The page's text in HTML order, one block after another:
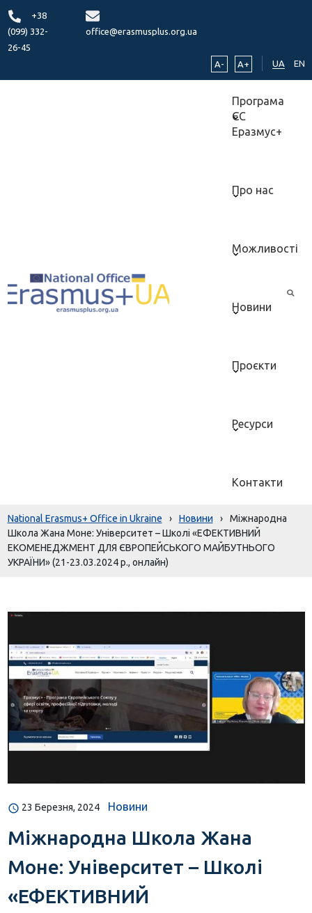
+38
(099) 332-
26-45
office@erasmusplus.org.ua
A- A+ UA EN
Програма
ЄС
Еразмус+
Про нас
Можливості
Новини
Проєкти
Ресурси
Контакти
National Erasmus+ Office in Ukraine › Новини ›
Міжнародна
Школа Жана Моне: Університет – Школі «ЕФЕКТИВНИЙ
ЕКОМЕНЕДЖМЕНТ ДЛЯ ЄВРОПЕЙСЬКОГО МАЙБУТНЬОГО
УКРАЇНИ» (21-23.03.2024 р., онлайн)
23 Березня, 2024 Новини
Міжнародна Школа Жана
Моне: Університет – Школі
«ЕФЕКТИВНИЙ